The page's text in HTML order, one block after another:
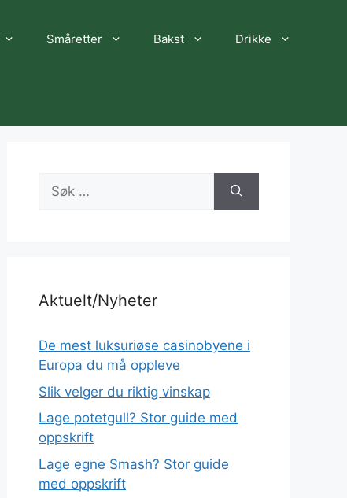
Småretter Bakst Drikke
Søk
etter:
Aktuelt/Nyheter
De mest luksuriøse casinobyene i
Europa du må oppleve
Slik velger du riktig vinskap
Lage potetgull? Stor guide med
oppskrift
Lage egne Smash? Stor guide
med oppskrift